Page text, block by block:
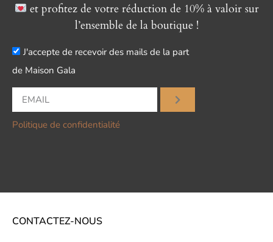
et profitez de votre réduction de 10% à valoir sur
l’ensemble de la boutique !
J'accepte de recevoir des mails de la part
de Maison Gala
Politique de confidentialité
CONTACTEZ-NOUS